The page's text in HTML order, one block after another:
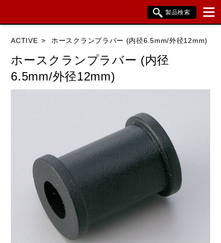
製品検索
HONDA YAMAHA SUZUKI
KTM TRIUMPH
閉じる
ACTIVE ホースクランプラバー (内径6.5mm/外径12mm)
ホースクランプラバー (内径
6.5mm/外径12mm)